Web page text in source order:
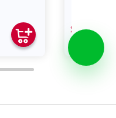
$34.